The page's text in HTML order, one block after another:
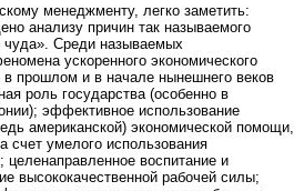
менеджменту, легко заметить:
анализу причин так называемого
чуда». Среди называемых
ускоренного экономического
в прошлом и в начале нынешнего веков
роль государства (особенно в
эффективное использование
американской) экономической помощи,
счет умелого использования
целенаправленное воспитание и
высококачественной рабочей силы;